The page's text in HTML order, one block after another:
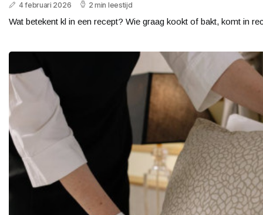
4 februari 2026 2 min leestijd
Wat betekent kl in een recept? Wie graag kookt of bakt, komt in